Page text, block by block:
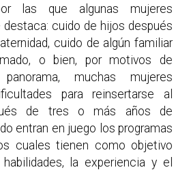
las que algunas mujeres
destaca: cuido de hijos después
cuido de algún familiar
o bien, por motivos de
muchas mujeres
para reinsertarse al
de tres o más años de
entran en juego los programas
cuales tienen como objetivo
la experiencia y el